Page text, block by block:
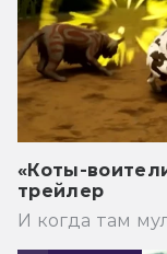
«Коты-
трейлер
И когда там